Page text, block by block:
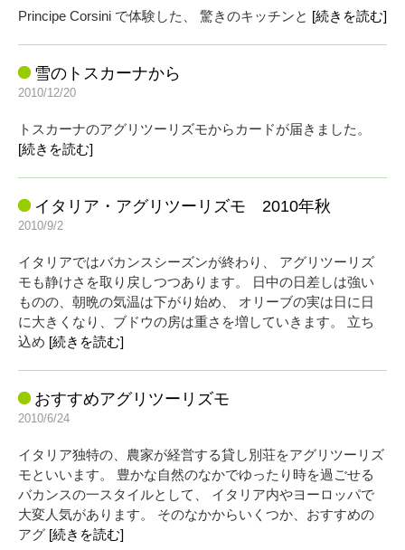
Principe Corsini で体験した、 驚きのキッチンと [続きを読む]
雪のトスカーナから
2010/12/20
トスカーナのアグリツーリズモからカードが届きました。
[続きを読む]
イタリア・アグリツーリズモ 2010年秋
2010/9/2
イタリアではバカンスシーズンが終わり、 アグリツーリズ
モも静けさを取り戻しつつあります。 日中の日差しは強い
ものの、朝晩の気温は下がり始め、 オリーブの実は日に日
に大きくなり、ブドウの房は重さを増していきます。 立ち
込め [続きを読む]
おすすめアグリツーリズモ
2010/6/24
イタリア独特の、農家が経営する貸し別荘をアグリツーリズ
モといいます。 豊かな自然のなかでゆったり時を過ごせる
バカンスの一スタイルとして、 イタリア内やヨーロッパで
大変人気があります。 そのなかからいくつか、おすすめの
アグ [続きを読む]